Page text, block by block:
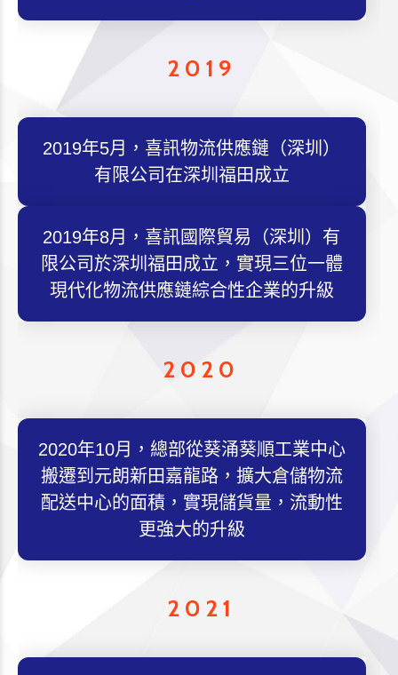
2019
2019年5月，喜訊物流供應鏈（深圳）
有限公司在深圳福田成立
2019年8月，喜訊國際貿易（深圳）有
限公司於深圳福田成立，實現三位一體
現代化物流供應鏈綜合性企業的升級
2020
2020年10月，總部從葵涌葵順工業中心
搬遷到元朗新田嘉龍路，擴大倉儲物流
配送中心的面積，實現儲貨量，流動性
更強大的升級
2021